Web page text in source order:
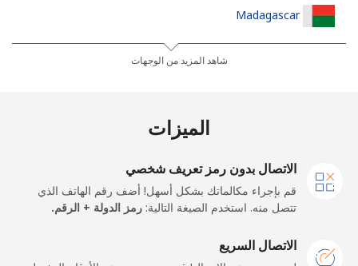
Madagascar
6 دقائق ب ⁦$5⁩
رقم أرضي
Malaysia
شاهد المزيد من الوجهات
الميزات
الاتصال بدون رمز تعريف شخصي
قم بإجراء مكالماتك بشكل أسهل! أضف رقم الهاتف الذي
تتصل منه. استخدم الصيغة التالية: رمز الدولة + الرقم.
الاتصال السريع